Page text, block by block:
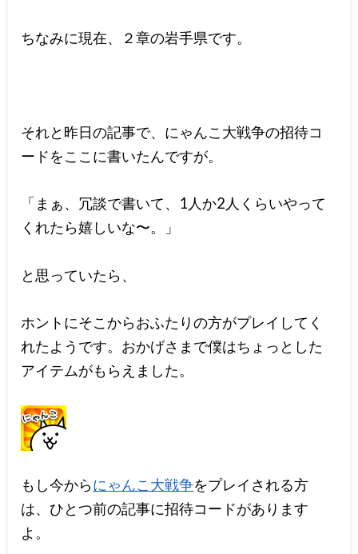
ちなみに現在、２章の岩手県です。
それと昨日の記事で、にゃんこ大戦争の招待コ
ードをここに書いたんですが。
「まぁ、冗談で書いて、1人か2人くらいやって
くれたら嬉しいな〜。」
と思っていたら、
ホントにそこからおふたりの方がプレイしてく
れたようです。おかげさまで僕はちょっとした
アイテムがもらえました。
もし今からにゃんこ大戦争をプレイされる方
は、ひとつ前の記事に招待コードがあります
よ。